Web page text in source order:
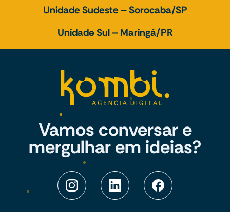
Unidade Sudeste – Sorocaba/SP
Unidade Sul – Maringá/PR
Vamos conversar e
mergulhar em ideias?